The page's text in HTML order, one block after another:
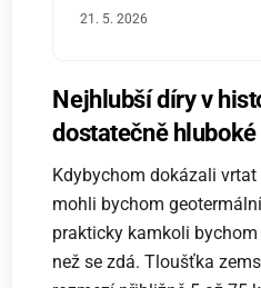
21. 5. 2026
Nejhlubší díry v
dostatečně hluboké
Kdybychom dokázali
mohli bychom
prakticky kamkoli
než se zdá. Tloušťka